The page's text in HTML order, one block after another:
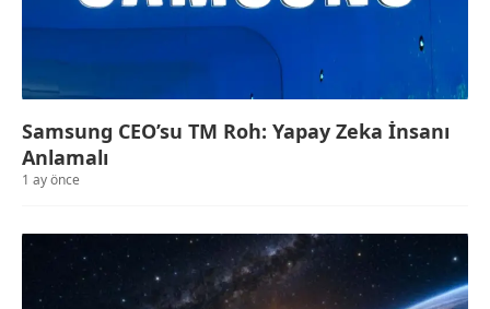
Samsung CEO’su TM Roh: Yapay Zeka İnsanı
Anlamalı
1 ay önce